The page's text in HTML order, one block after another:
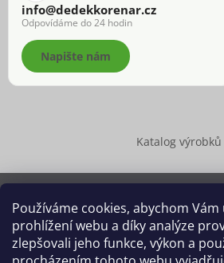
Používáme cookies, abychom
prohlížení webu a díky analýze
zlepšovali jeho funkce, výkon a
info@dedekkorenar.cz
Odpovídáme do 24 hodin
Napište nám
Katalog výrobků
Copyright 2026 Dědek kořenář®
.
Upravit nastavení